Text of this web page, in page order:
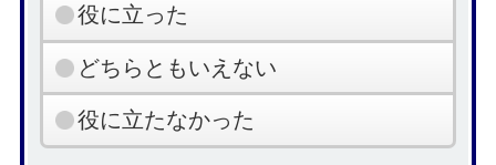
役に立った
どちらともいえない
役に立たなかった